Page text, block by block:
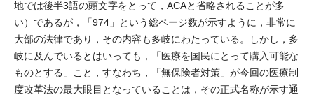
地では後半3語の頭文字をとって，ACAと省略されることが多
い）であるが，「974」という総ページ数が示すように，非常に
大部の法律であり，その内容も多岐にわたっている。しかし，多
岐に及んでいるとはいっても，「医療を国民にとって購入可能な
ものとする」こと，すなわち，「無保険者対策」が今回の医療制
度改革法の最大眼目となっていることは，その正式名称が示す通